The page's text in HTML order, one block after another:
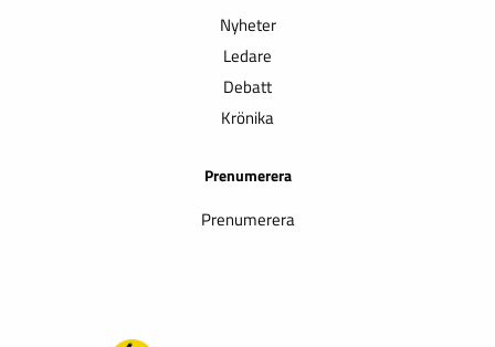
Nyheter
Ledare
Debatt
Krönika
Prenumerera
Prenumerera